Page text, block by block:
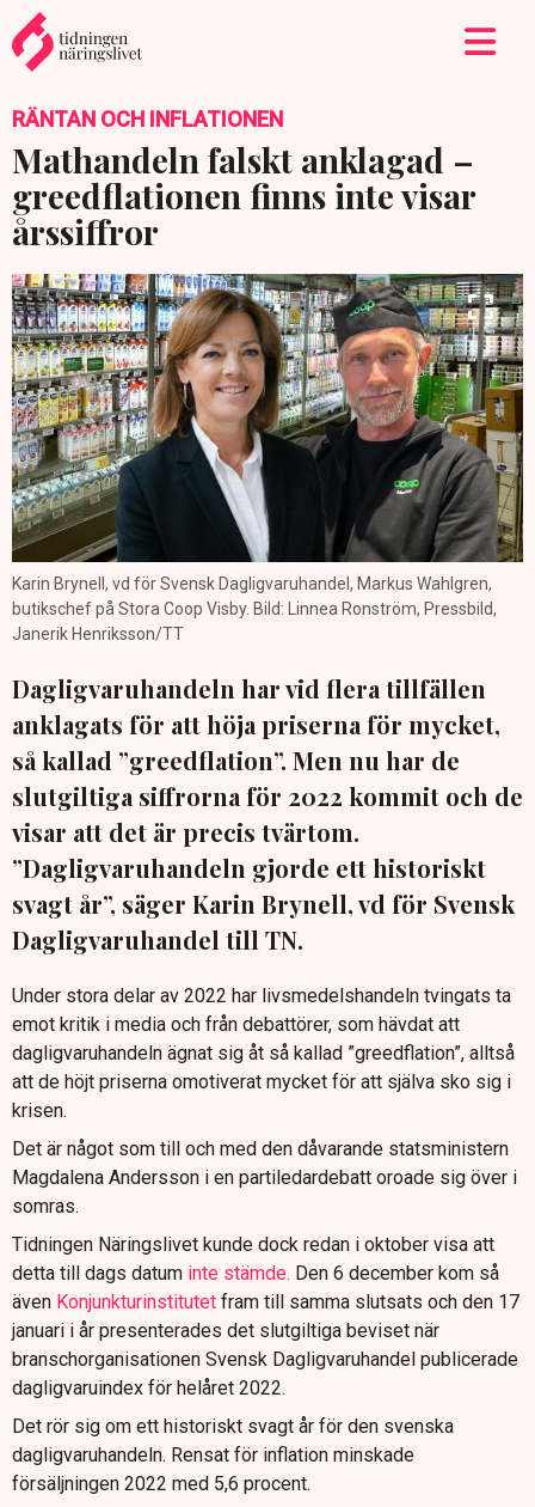
RÄNTAN OCH INFLATIONEN
Mathandeln falskt anklagad –
greedflationen finns inte visar
årssiffror
Karin Brynell, vd för Svensk Dagligvaruhandel, Markus Wahlgren,
butikschef på Stora Coop Visby. Bild: Linnea Ronström, Pressbild,
Janerik Henriksson/TT
Dagligvaruhandeln har vid flera tillfällen
anklagats för att höja priserna för mycket,
så kallad ”greedflation”. Men nu har de
slutgiltiga siffrorna för 2022 kommit och de
visar att det är precis tvärtom.
”Dagligvaruhandeln gjorde ett historiskt
svagt år”, säger Karin Brynell, vd för Svensk
Dagligvaruhandel till TN.
Under stora delar av 2022 har livsmedelshandeln tvingats ta
emot kritik i media och från debattörer, som hävdat att
dagligvaruhandeln ägnat sig åt så kallad ”greedflation”, alltså
att de höjt priserna omotiverat mycket för att själva sko sig i
krisen.
Det är något som till och med den dåvarande statsministern
Magdalena Andersson i en partiledardebatt oroade sig över i
somras.
Tidningen Näringslivet kunde dock redan i oktober visa att
detta till dags datum inte stämde. Den 6 december kom så
även Konjunkturinstitutet fram till samma slutsats och den 17
januari i år presenterades det slutgiltiga beviset när
branschorganisationen Svensk Dagligvaruhandel publicerade
dagligvaruindex för helåret 2022.
Det rör sig om ett historiskt svagt år för den svenska
dagligvaruhandeln. Rensat för inflation minskade
försäljningen 2022 med 5,6 procent.